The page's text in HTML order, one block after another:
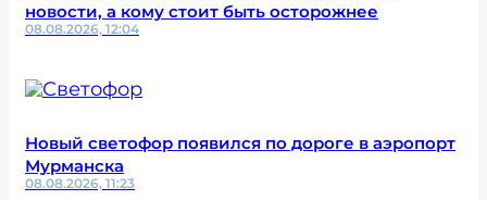
новости, а кому стоит быть осторожнее
08.08.2026, 12:04
Новый светофор появился по дороге в аэропорт
Мурманска
08.08.2026, 11:23